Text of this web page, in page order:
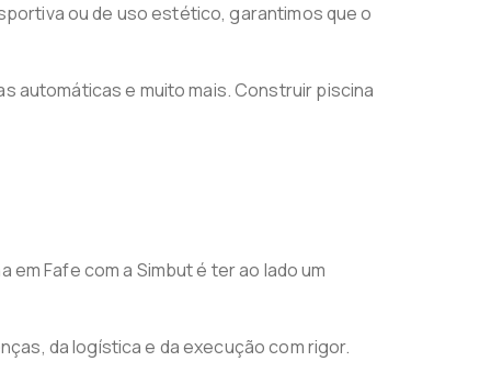
ou de uso estético, garantimos que o
automáticas e muito mais. Construir piscina
Fafe com a Simbut é ter ao lado um
da logística e da execução com rigor.